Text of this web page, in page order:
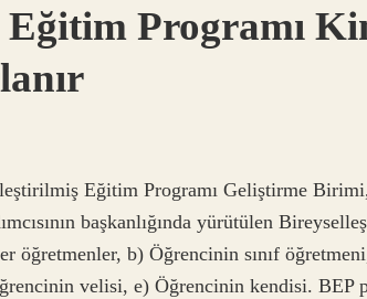
Programı
Eğitim Programı Geliştirme
başkanlığında yürütülen
öğretmenler, b) Öğrencinin sınıf
velisi, e) Öğrencinin kendisi. BEP